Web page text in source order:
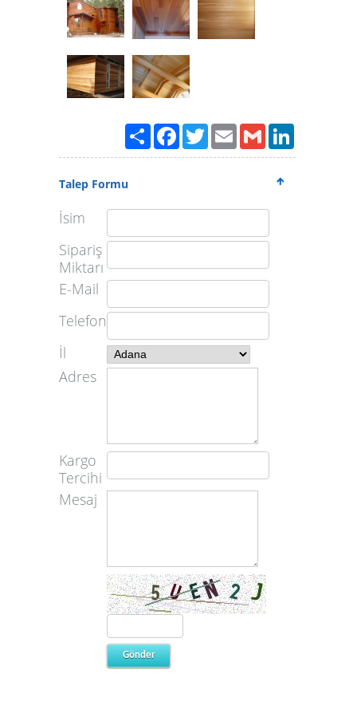
PaylaşFacebook
TwitterEmailGmail
Talep Formu
İsim
Sipariş
Miktarı
E-Mail
Telefon
İl
Adres
Kargo
Tercihi
Mesaj